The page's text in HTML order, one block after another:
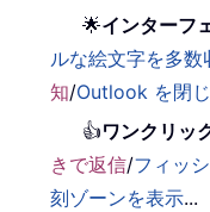
🌟インターフ
ルな絵文字を多数
知/Outlook を閉
👍ワンクリッ
きで返信/フィッ
刻ゾーンを表示...